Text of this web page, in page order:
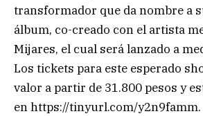
transformador que da nombre a
álbum, co-creado con el artista
Mijares, el cual será lanzado a
Los tickets para este esperado
valor a partir de 31.800 pesos y
en https://tinyurl.com/y2n9famm.